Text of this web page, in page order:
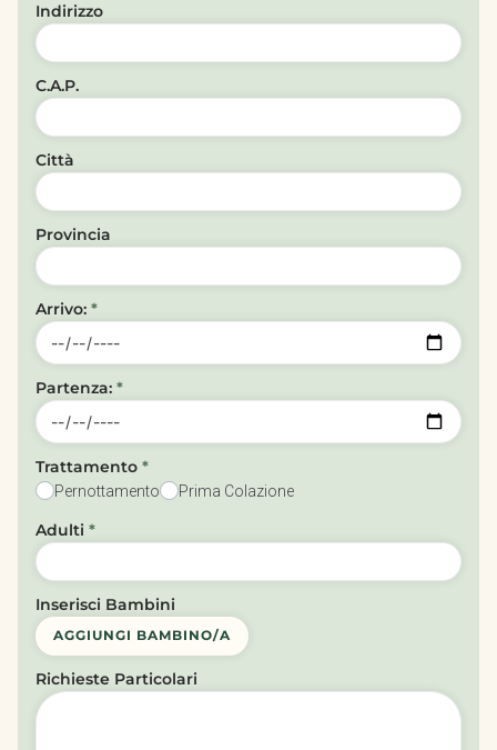
Indirizzo
C.A.P.
Città
Provincia
Arrivo: *
Partenza: *
Trattamento *
Pernottamento Prima Colazione
Adulti *
Inserisci Bambini
AGGIUNGI BAMBINO/A
Richieste Particolari